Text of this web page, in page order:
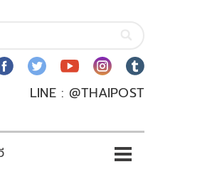
LINE : @THAIPOST